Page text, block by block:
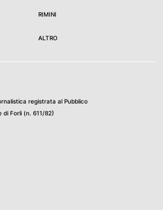
RIMINI
ALTRO
registrata al Pubblico
di Forli (n. 611/82)